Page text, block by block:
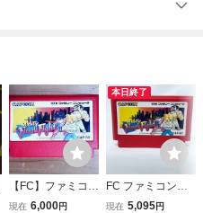
【FC】ファミコ
ン マイティファ
現在 6,000円
本日終了
FC ファミコンソ
フト マイティファ
現在 5,095円